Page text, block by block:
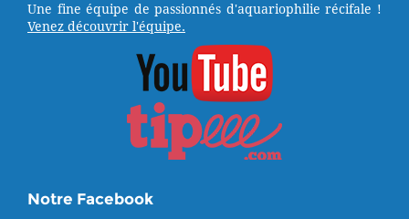
Une fine équipe de passionnés d'aquariophilie récifale !
Venez découvrir l'équipe.
Notre Facebook